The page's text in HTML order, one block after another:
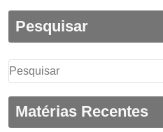
Pesquisar
Pesquisar
por:
Matérias Recentes